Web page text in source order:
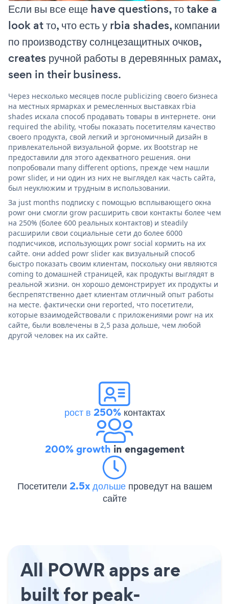
Если вы все еще have questions, то take a
look at то, что есть у rbia shades, компании
по производству солнцезащитных очков,
creates ручной работы в деревянных рамах,
seen in their business.
Через несколько месяцев после publicizing своего бизнеса
на местных ярмарках и ремесленных выставках rbia
shades искала способ продавать товары в интернете. они
required the ability, чтобы показать посетителям качество
своего продукта, свой легкий и эргономичный дизайн в
привлекательной визуальной форме. их Bootstrap не
предоставили для этого адекватного решения. они
попробовали many different options, прежде чем нашли
powr slider, и ни один из них не выглядел как часть сайта,
был неуклюжим и трудным в использовании.
За just months подписку с помощью всплывающего окна
powr они смогли grow расширить свои контакты более чем
на 250% (более 600 реальных контактов) и steadily
расширили свои социальные сети до более 6000
подписчиков, использующих powr social кормить на их
сайте. они added powr slider как визуальный способ
быстро показать своим клиентам, поскольку они являются
coming to домашней страницей, как продукты выглядят в
реальной жизни. он хорошо демонстрирует их продукты и
беспрепятственно дает клиентам отличный опыт работы
на месте. фактически они reported, что посетители,
которые взаимодействовали с приложениями powr на их
сайте, были вовлечены в 2,5 раза дольше, чем любой
другой человек на их сайте.
рост в 250%контактах
200% growth in engagement
Посетители 2.5x дольше проведут на вашем
сайте
All POWR apps are
built for peak-